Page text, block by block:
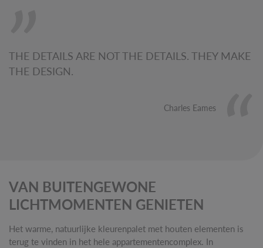
THE DETAILS ARE NOT THE DETAILS. THEY MAKE
THE DESIGN.
Charles Eames
VAN BUITENGEWONE
LICHTMOMENTEN GENIETEN
Het warme, natuurlijke kleurenpalet met houten elementen is
terug te vinden in het hele appartementencomplex. In